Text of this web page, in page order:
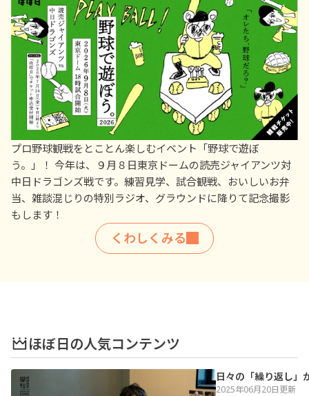
プロ野球観戦をとことん楽しむイベント「野球で遊ぼ
う。」！ 今年は、９月８日東京ドームの読売ジャイアンツ対
中日ドラゴンズ戦です。練習見学、試合観戦、おいしいお弁
当、雑談混じりの特別ラジオ、グラウンドに降りて記念撮影
もします！
くわしくみる
ほぼ日の人気コンテンツ
日々の「繰り返し」
2025年06月20日更新